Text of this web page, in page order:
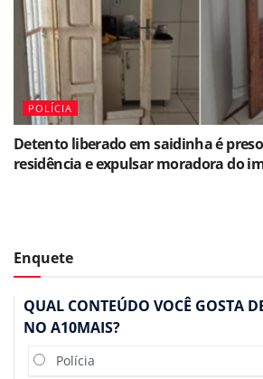
POLÍCIA
Detento liberado em saidinha é
residência e expulsar moradora do
Enquete
QUAL CONTEÚDO VOCÊ GOSTA
NO A10MAIS?
Polícia